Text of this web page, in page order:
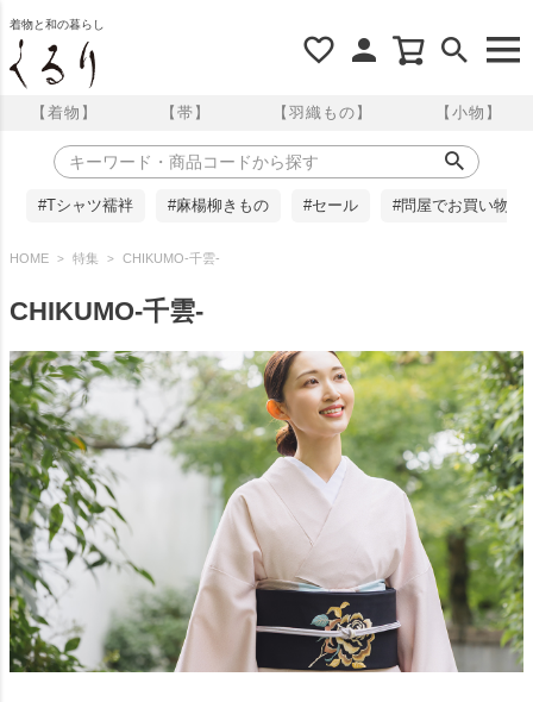
着物と和の暮らし
【着物】 【帯】 【羽織もの】 【小物】
#Tシャツ襦袢 #麻楊柳きもの #セール #問屋でお買い物
HOME 特集 CHIKUMO-千雲-
CHIKUMO-千雲-